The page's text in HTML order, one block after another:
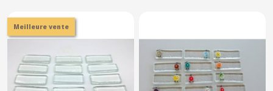
Meilleure vente